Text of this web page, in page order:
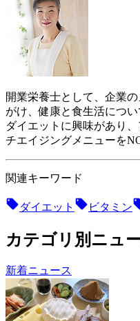
開業栄養士として、企業
がけ、健康と食生活につ
ダイエットに興味があり
チエイジングメニューを
関連キーワード
ダイエット ビタミン
カテゴリ別ニュ
新着ニュース